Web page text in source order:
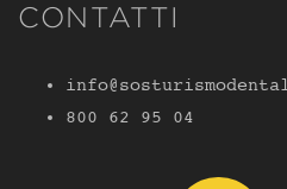
CONTATTI
800 62 95 04